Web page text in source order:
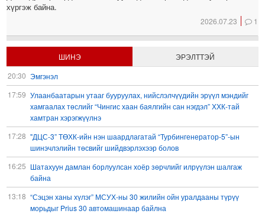
хүргэж байна.
2026.07.23 1
ШИНЭ
ЭРЭЛТТЭЙ
20:30 Эмгэнэл
17:59 Улаанбаатарын утааг бууруулах, нийслэлчүүдийн эрүүл мэндийг
хамгаалах төслийг “Чингис хаан баялгийн сан нэгдэл” ХХК-тай
хамтран хэрэгжүүлнэ
17:28 "ДЦС-3” ТӨХК-ийн нэн шаардлагатай “Турбингенератор-5”-ын
шинэчлэлийн төсвийг шийдвэрлэхээр болов
16:25 Шатахуун дамлан борлуулсан хоёр зөрчлийг илрүүлэн шалгаж
байна
13:18 “Сэцэн ханы хүлэг” МСУХ-ны 30 жилийн ойн уралдааны түрүү
морьдыг Prius 30 автомашинаар байлна